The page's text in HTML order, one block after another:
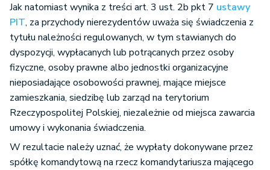
Jak natomiast wynika z treści art. 3 ust. 2b pkt 7 ustawy
PIT, za przychody nierezydentów uważa się świadczenia z
tytułu należności regulowanych, w tym stawianych do
dyspozycji, wypłacanych lub potrącanych przez osoby
fizyczne, osoby prawne albo jednostki organizacyjne
nieposiadające osobowości prawnej, mające miejsce
zamieszkania, siedzibę lub zarząd na terytorium
Rzeczypospolitej Polskiej, niezależnie od miejsca zawarcia
umowy i wykonania świadczenia.
W rezultacie należy uznać, że wypłaty dokonywane przez
spółkę komandytową na rzecz komandytariusza mającego